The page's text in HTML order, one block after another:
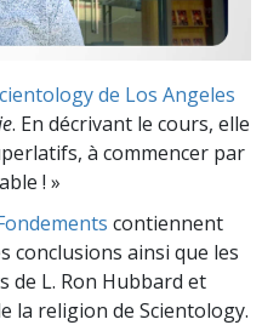
de Los Angeles
. En décrivant le cours, elle
à commencer par
! »
contiennent
conclusions ainsi que les
de L. Ron Hubbard et
la religion de Scientology.